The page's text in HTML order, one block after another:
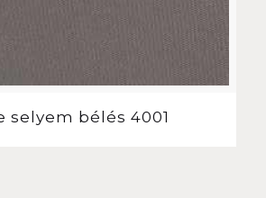
selyem bélés 4001